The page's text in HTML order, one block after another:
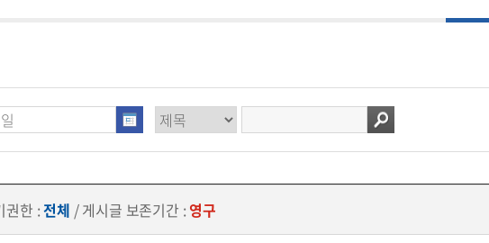
권한 :전체 / 게시글 보존기간 :영구